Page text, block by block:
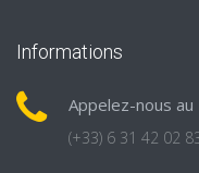
Informations
Appelez-nous au
(+33) 6 31 42 02